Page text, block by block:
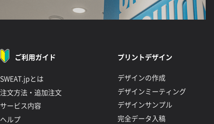
ご利用ガイド
SWEAT.jpとは
注文方法・追加注文
サービス内容
ヘルプ
プリントデザイン
デザインの作成
デザインミーティング
デザインサンプル
完全データ入稿